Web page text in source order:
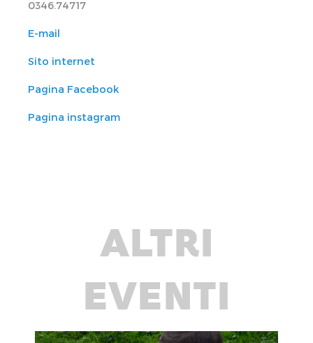
0346.74717
E-mail
Sito internet
Pagina Facebook
Pagina instagram
ALTRI
EVENTI